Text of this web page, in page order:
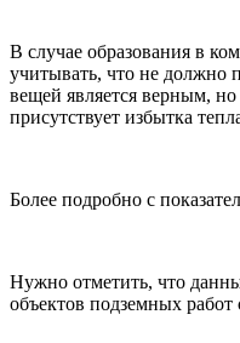
В случае образования в
учитывать, что не должно
вещей является верным,
присутствует избытка
Более подробно с
Нужно отметить, что
объектов подземных